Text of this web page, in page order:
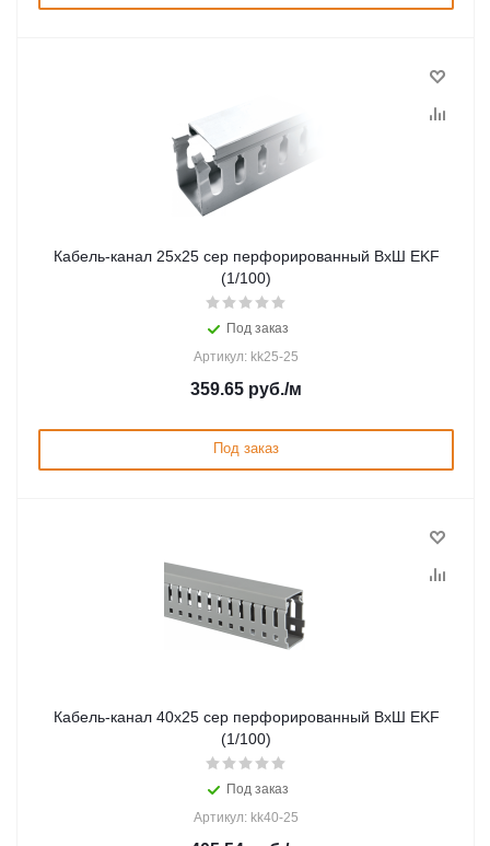
Кабель-канал 25х25 сер перфорированный ВхШ EKF
(1/100)
Под заказ
Артикул: kk25-25
359.65 руб./м
Под заказ
Кабель-канал 40х25 сер перфорированный ВхШ EKF
(1/100)
Под заказ
Артикул: kk40-25